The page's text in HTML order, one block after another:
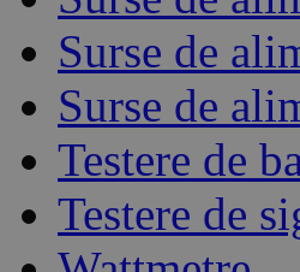
Surse de
Surse de
Testere de
Testere de